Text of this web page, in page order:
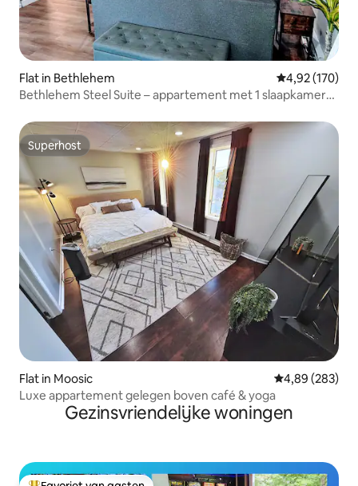
Flat in Bethlehem Gemiddelde
4,92 (170)
Bethlehem Steel Suite – appartement met 1 slaapkamer
Superhost
Superhost
Flat in Moosic Gemiddelde
4,89 (283)
Luxe appartement gelegen boven café & yoga
Gezinsvriendelijke woningen